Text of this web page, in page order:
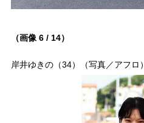
（画像 6 / 14）
岸井ゆきの（34）（写真／アフロ）